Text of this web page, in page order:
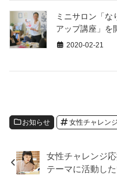
ミニサロン「な
アップ講座」を
2020-02-21
お知らせ 女性チャレン
女性チャレンジ
テーマに活動し